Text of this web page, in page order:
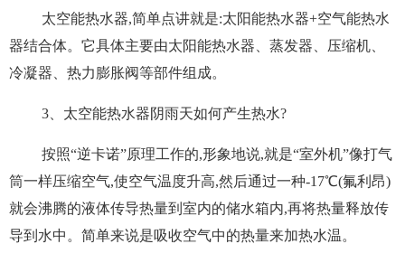
太空能热水器,简单点讲就是:太阳能热水器+空气能热水
器结合体。它具体主要由太阳能热水器、蒸发器、压缩机、
冷凝器、热力膨胀阀等部件组成。
3、太空能热水器阴雨天如何产生热水?
按照“逆卡诺”原理工作的,形象地说,就是“室外机”像打气
筒一样压缩空气,使空气温度升高,然后通过一种-17℃(氟利昂)
就会沸腾的液体传导热量到室内的储水箱内,再将热量释放传
导到水中。简单来说是吸收空气中的热量来加热水温。